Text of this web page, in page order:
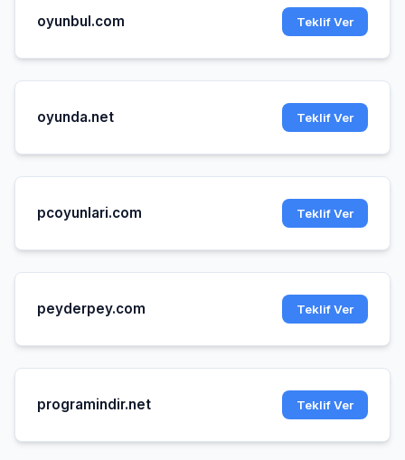
oyunbul.com Teklif Ver
oyunda.net Teklif Ver
pcoyunlari.com Teklif Ver
peyderpey.com Teklif Ver
programindir.net Teklif Ver